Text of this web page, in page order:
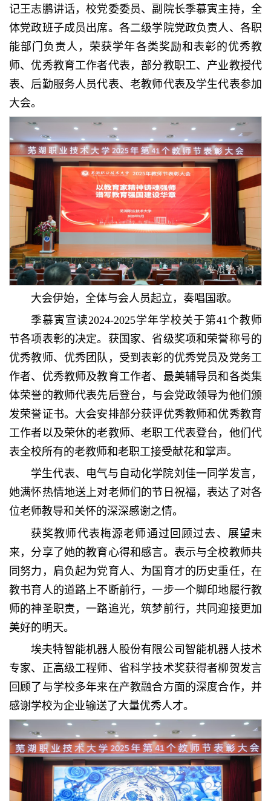
记王志鹏讲话，校党委委员、副院长季慕寅主持，全
体党政班子成员出席。各二级学院党政负责人、各职
能部门负责人，荣获学年各类奖励和表彰的优秀教
师、优秀教育工作者代表，部分教职工、产业教授代
表、后勤服务人员代表、老教师代表及学生代表参加
大会。
大会伊始，全体与会人员起立，奏唱国歌。
季慕寅宣读2024-2025学年学校关于第41个教师
节各项表彰的决定。获国家、省级奖项和荣誉称号的
优秀教师、优秀团队，受到表彰的优秀党员及党务工
作者、优秀教师及教育工作者、最美辅导员和各类集
体荣誉的教师代表先后登台，与会党政领导为他们颁
发荣誉证书。大会安排部分获评优秀教师和优秀教育
工作者以及荣休的老教师、老职工代表登台，他们代
表全校所有的老教师和老职工接受献花和掌声。
学生代表、电气与自动化学院刘佳一同学发言，
她满怀热情地送上对老师们的节日祝福，表达了对各
位老师教导和关怀的深深感谢之情。
获奖教师代表梅源老师通过回顾过去、展望未
来，分享了她的教育心得和感言。表示与全校教师共
同努力，肩负起为党育人、为国育才的历史重任，在
教书育人的道路上不断前行，一步一个脚印地履行教
师的神圣职责，一路追光，筑梦前行，共同迎接更加
美好的明天。
埃夫特智能机器人股份有限公司智能机器人技术
专家、正高级工程师、省科学技术奖获得者柳贺发言
回顾了与学校多年来在产教融合方面的深度合作，并
感谢学校为企业输送了大量优秀人才。